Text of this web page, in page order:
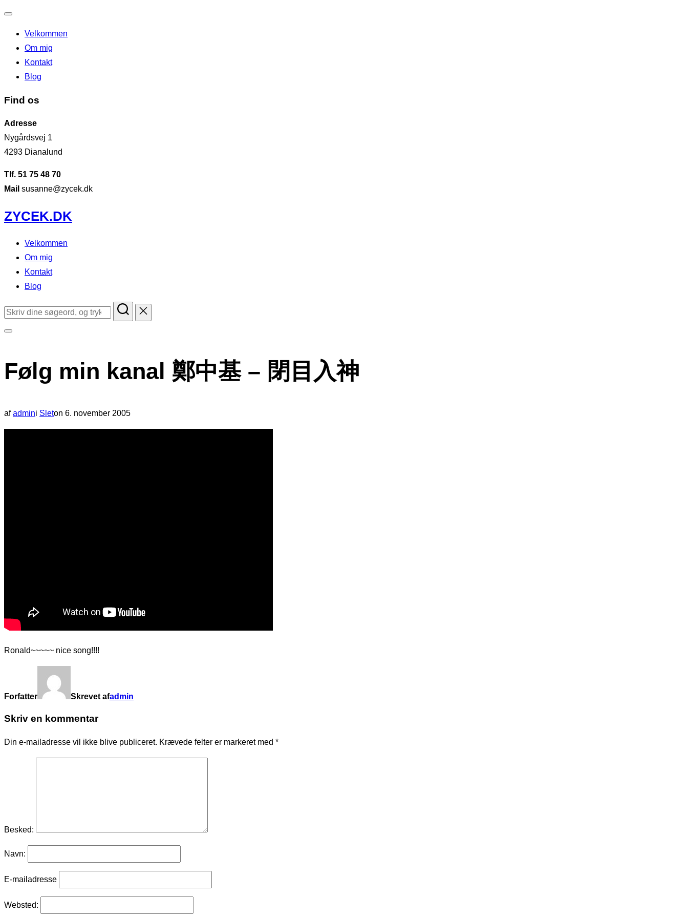
navigation
til/fra
Velkommen
Om mig
Kontakt
Blog
Find os
Adresse
Nygårdsvej 1
4293 Dianalund
Tlf. 51 75 48 70
Mail susanne@zycek.dk
Videre
til
indhold
ZYCEK.DK
Velkommen
Om mig
Kontakt
Blog
Søg
i
sidekolonne
Følg min kanal 鄭中基 – 閉目入神
afadmini Sleton Udgivet
d.
6. november 2005
Ronald~~~~~ nice song!!!!
Forfatter Skrevet afadmin
Skriv en kommentar
Din e-mailadresse vil ikke blive publiceret. Krævede felter er markeret med *
Besked:
Navn:
E-mailadresse
Websted: